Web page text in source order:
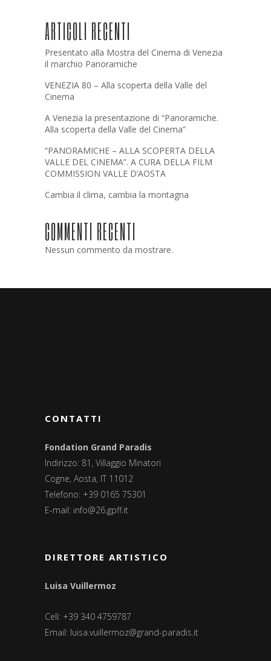
ARTICOLI RECENTI
Presentato alla Mostra del Cinema di Venezia
il marchio Panoramiche
VENEZIA 80 – Alla scoperta della Valle del
Cinema
A Venezia la presentazione di “Panoramiche.
Alla scoperta della Valle del Cinema”
“PANORAMICHE – ALLA SCOPERTA DELLA
VALLE DEL CINEMA”. A CURA DELLA FILM
COMMISSION VALLE D’AOSTA
Cambia il clima, cambia la montagna
COMMENTI RECENTI
Nessun commento da mostrare.
CONTATTI
Fondation Grand Paradis
Indirizzo: 81, Villaggio Minatori
Cogne, Aosta, IT 11012
Telefono: +39 0165 75301
E-mail: info@26.gpff.it
DIRETTORE ARTISTICO
Luisa Vuillermoz
Cell: +39 340 4759787
Email: luisa.vuillermoz@grand-paradis.it